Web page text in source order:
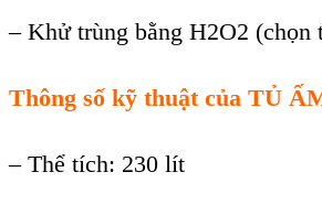
– Khử trùng bằng H2O2 (chọn
Thông số kỹ thuật của TỦ
– Thể tích: 230 lít